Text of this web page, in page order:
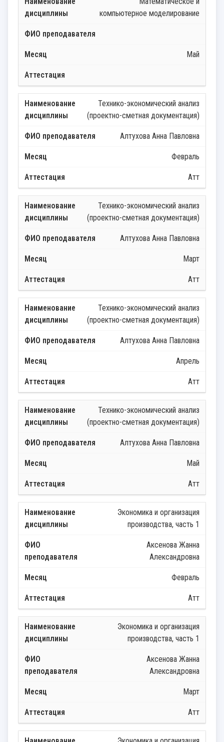
компьютерное моделирование
Май
Технико-экономический анализ
(проектно-сметная документация)
Алтухова Анна Павловна
Февраль
Атт
Технико-экономический анализ
(проектно-сметная документация)
Алтухова Анна Павловна
Март
Атт
Технико-экономический анализ
(проектно-сметная документация)
Алтухова Анна Павловна
Апрель
Атт
Технико-экономический анализ
(проектно-сметная документация)
Алтухова Анна Павловна
Май
Атт
Экономика и организация
производства, часть 1
Аксенова Жанна
Александровна
Февраль
Атт
Экономика и организация
производства, часть 1
Аксенова Жанна
Александровна
Март
Атт